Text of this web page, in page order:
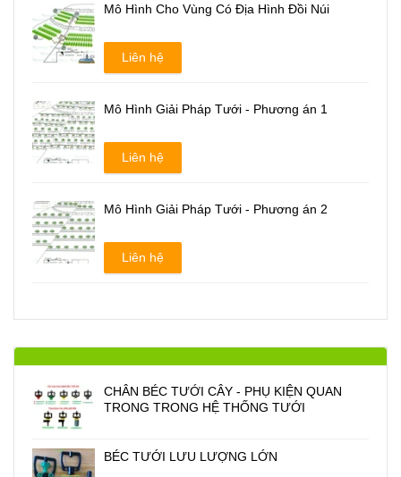
Mô Hình Cho Vùng Có Địa Hình Đồi Núi
Liên hệ
Mô Hình Giải Pháp Tưới - Phương án 1
Liên hệ
Mô Hình Giải Pháp Tưới - Phương án 2
Liên hệ
CHÂN BÉC TƯỚI CÂY - PHỤ KIỆN QUAN
TRONG TRONG HỆ THỐNG TƯỚI
BÉC TƯỚI LƯU LƯỢNG LỚN